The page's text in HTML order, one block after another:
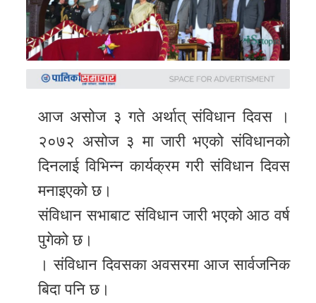
समाचार
अन्य
समाचार
Preeti
unicode
स्थानीय
English
आज असोज ३ गते अर्थात् संविधान दिवस ।
२०७२ असोज ३ मा जारी भएको संविधानको
दिनलाई विभिन्न कार्यक्रम गरी संविधान दिवस
मनाइएको छ।
संविधान सभाबाट संविधान जारी भएको आठ वर्ष
पुगेको छ।
। संविधान दिवसका अवसरमा आज सार्वजनिक
बिदा पनि छ।